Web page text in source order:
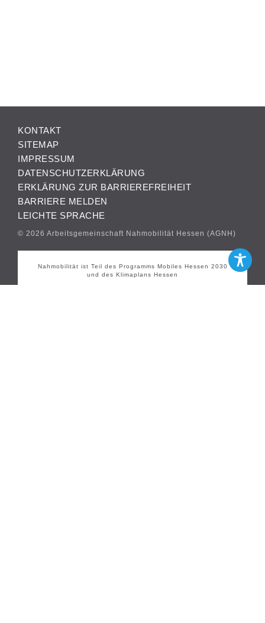
KONTAKT
SITEMAP
IMPRESSUM
DATENSCHUTZERKLÄRUNG
ERKLÄRUNG ZUR BARRIEREFREIHEIT
BARRIERE MELDEN
LEICHTE SPRACHE
© 2026 Arbeitsgemeinschaft Nahmobilität Hessen (AGNH)
Nahmobilität ist Teil des Programms Mobiles Hessen 2030
und des Klimaplans Hessen